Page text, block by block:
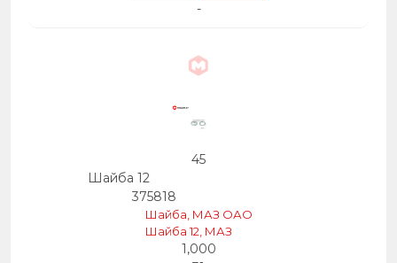
-
45
Шайба 12
375818
Шайба, МАЗ ОАО
Шайба 12, МАЗ
1,000